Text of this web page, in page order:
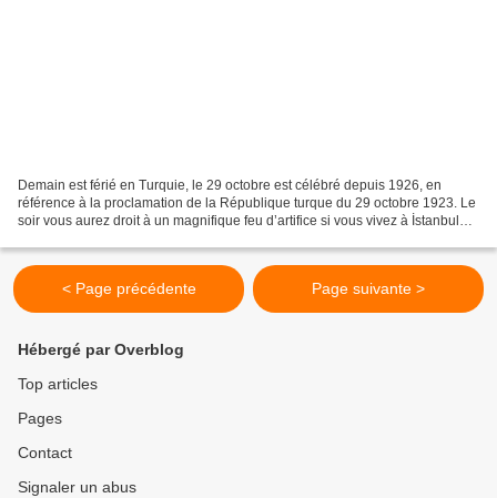
Demain est férié en Turquie, le 29 octobre est célébré depuis 1926, en
référence à la proclamation de la République turque du 29 octobre 1923. Le
soir vous aurez droit à un magnifique feu d’artifice si vous vivez à İstanbul…
< Page précédente Page suivante >
Hébergé par Overblog
Top articles
Pages
Contact
Signaler un abus